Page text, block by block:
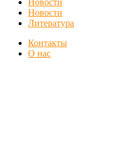
Новости
Новости
Литература
Контакты
О нас